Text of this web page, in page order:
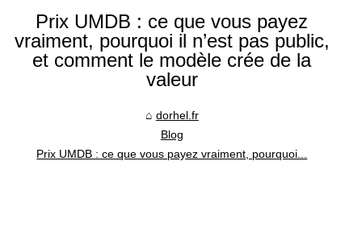
Prix UMDB : ce que vous payez
vraiment, pourquoi il n’est pas public,
et comment le modèle crée de la
valeur
dorhel.fr
Blog
Prix UMDB : ce que vous payez vraiment, pourquoi...